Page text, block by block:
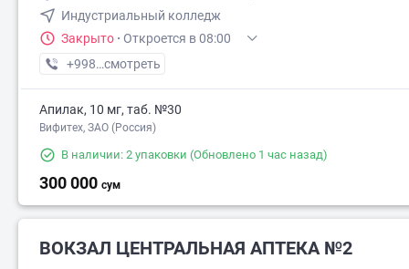
Индустриальный колледж
Закрыто · Откроется в 08:00
+998 (88) XXX-XX-XX
смотреть
Апилак, 10 мг, таб. №30
Вифитех, ЗАО (Россия)
В наличии: 2 упаковки (Обновлено 1 час назад)
300 000 сум
ВОКЗАЛ ЦЕНТРАЛЬНАЯ АПТЕКА №2